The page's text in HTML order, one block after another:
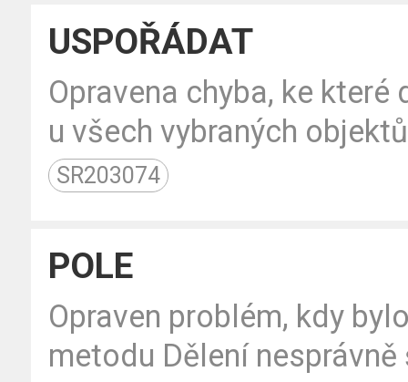
USPOŘÁDAT
Opravena chyba, ke
u všech vybraných
SR203074
POLE
Opraven problém, kdy
metodu Dělení